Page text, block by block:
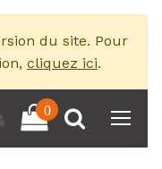
du site. Pour
cliquez ici.
0